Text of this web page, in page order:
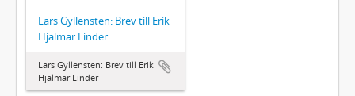
Lars Gyllensten: Brev till Erik
Hjalmar Linder
Lars Gyllensten: Brev till Erik
Hjalmar Linder